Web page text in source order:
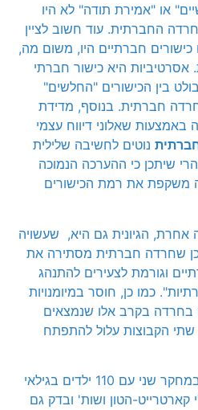
או "אמירת תודה" לא היו
החברתית. עוד חשוב לציין
כישורים חברתיים היו, משום מה,
אסרטיביות היא כישור חברתי
בין הכישורים "החלשים"
חברתית. בנוסף, מדידת
שאלוני דיווח עצמי
נוטים לחשיבה שלילית
שיתכן כי ההערכה הנמוכה
משקפת את רמת הכישורים
אחרת, הגיונית גם היא, שעשויה
שחרדה חברתית מסתירה את
וגורמת לצעירים להתנהג
כמו כן, חוסר במיומנויות
בחרדה בקרב אלו שנמצאים
הקבוצות עלול להתפתח
ממצאים מעניינים התקבלו במחקר שני עם 110 ילדים בגילאי
שפורסם ב 2003 ע"י קארטרייט-הטון ושות' ובדק גם